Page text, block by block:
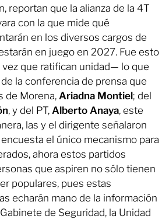
reportan que la alianza de la 4T
con la que mide qué
en los diversos cargos de
en juego en 2027. Fue esto
que ratifican unidad— lo que
la conferencia de prensa que
de Morena, Ariadna Montiel; del
, y del PT, Alberto Anaya, este
las y el dirigente señalaron
el único mecanismo para
ahora estos partidos
que aspiren no sólo tienen
populares, pues estas
echarán mano de la información
de Seguridad, la Unidad